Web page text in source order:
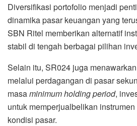
Diversifikasi portofolio menjadi
dinamika pasar keuangan yang
SBN Ritel memberikan alternatif
stabil di tengah berbagai pilihan
Selain itu, SR024 juga
melalui perdagangan di pasar
masaminimum holding period,
untuk memperjualbelikan
kondisi pasar.